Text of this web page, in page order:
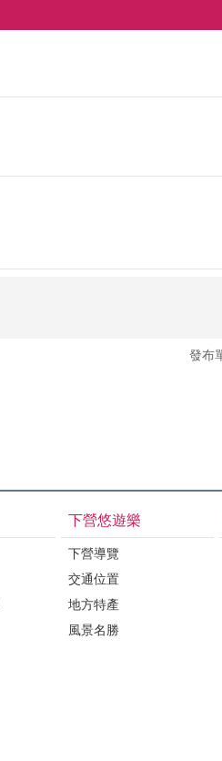
發布
下營悠遊樂
下營導覽
交通位置
地方特產
風景名勝